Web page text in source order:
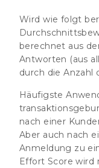
Wird wie folgt
berechnet aus
Antworten (aus
durch die Anzahl
Häufigste
nach einer
Aber auch nach
Anmeldung zu
Effort Score wird